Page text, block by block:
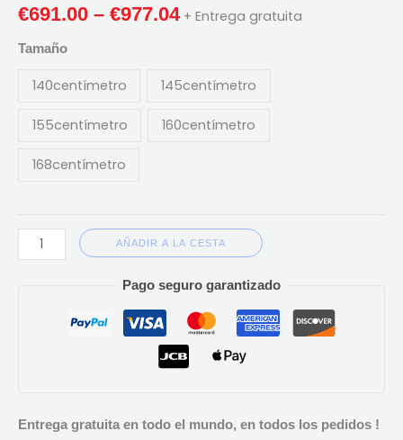
5.00fuera
de 5
en
€691.00 – €977.04
de
+ Entrega gratuita
Tamaño
140centímetro 145centímetro
155centímetro 160centímetro
168centímetro
AÑADIR A LA CESTA
Pago seguro garantizado
Entrega gratuita en todo el mundo, en todos los pedidos !